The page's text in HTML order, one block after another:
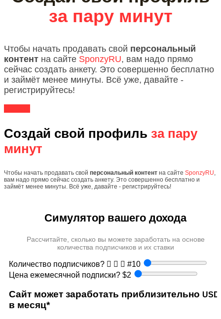
за пару минут
Чтобы начать продавать свой персональный
контент на сайте SponzyRU, вам надо прямо
сейчас создать анкету. Это совершенно бесплатно
и займёт менее минуты. Всё уже, давайте -
регистрируйтесь!
Создай свой профиль за пару
минут
Чтобы начать продавать свой персональный контент на сайте SponzyRU,
вам надо прямо сейчас создать анкету. Это совершенно бесплатно и
займёт менее минуты. Всё уже, давайте - регистрируйтесь!
Симулятор вашего дохода
Рассчитайте, сколько вы можете заработать на основе
количества подписчиков и их ставки
Количество подписчиков? #10
Цена ежемесячной подписки? $2
Сайт может заработать приблизительно USD
в месяц*